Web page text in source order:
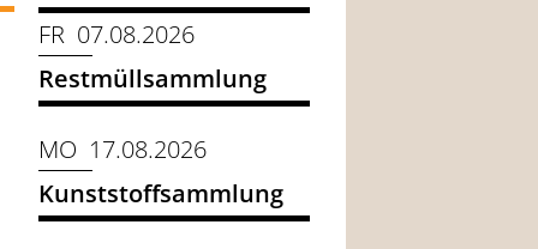
FR 07.08.2026
Restmüllsammlung
MO 17.08.2026
Kunststoffsammlung